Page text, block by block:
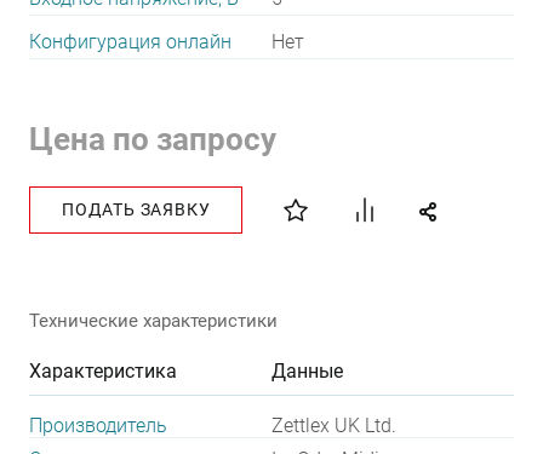
Конфигурация онлайн
Нет
Цена по запросу
ПОДАТЬ ЗАЯВКУ
Технические характеристики
Характеристика Данные
Производитель
Zettlex UK Ltd.